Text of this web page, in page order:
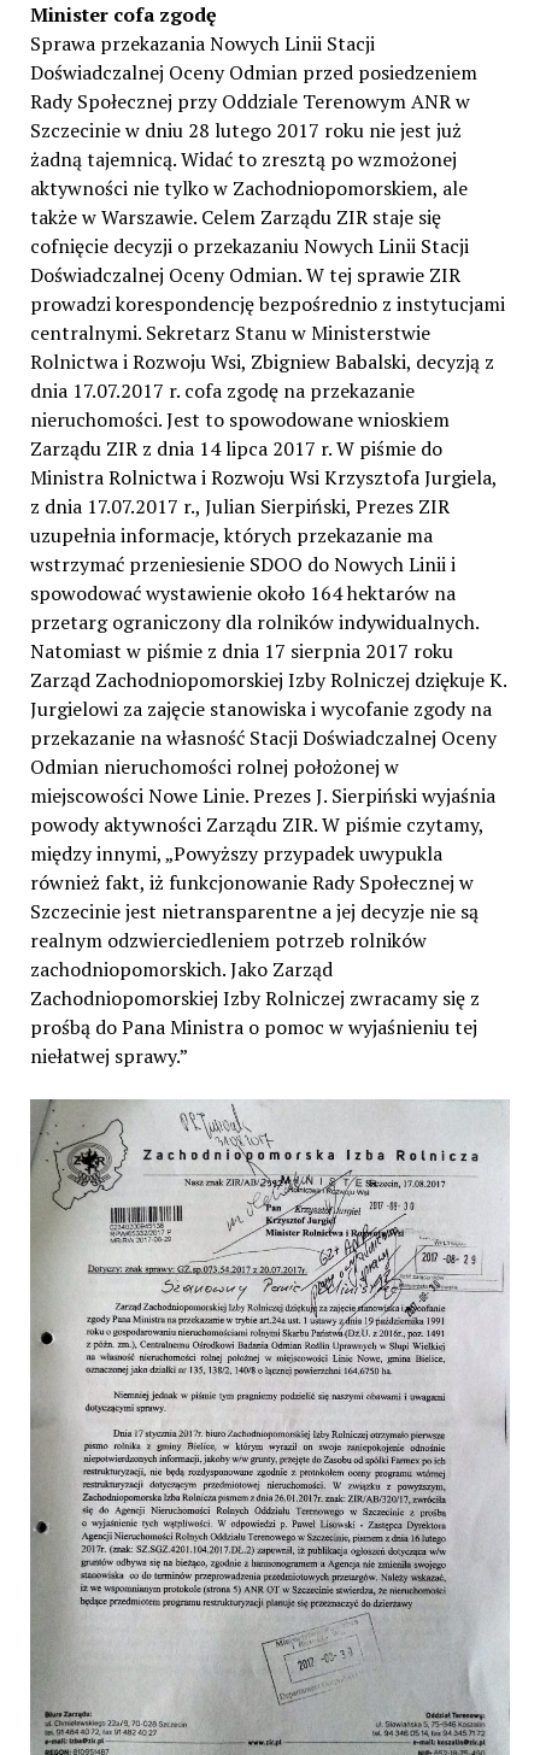
Minister cofa zgodę
Sprawa przekazania Nowych Linii Stacji
Doświadczalnej Oceny Odmian przed posiedzeniem
Rady Społecznej przy Oddziale Terenowym ANR w
Szczecinie w dniu 28 lutego 2017 roku nie jest już
żadną tajemnicą. Widać to zresztą po wzmożonej
aktywności nie tylko w Zachodniopomorskiem, ale
także w Warszawie. Celem Zarządu ZIR staje się
cofnięcie decyzji o przekazaniu Nowych Linii Stacji
Doświadczalnej Oceny Odmian. W tej sprawie ZIR
prowadzi korespondencję bezpośrednio z instytucjami
centralnymi. Sekretarz Stanu w Ministerstwie
Rolnictwa i Rozwoju Wsi, Zbigniew Babalski, decyzją z
dnia 17.07.2017 r. cofa zgodę na przekazanie
nieruchomości. Jest to spowodowane wnioskiem
Zarządu ZIR z dnia 14 lipca 2017 r. W piśmie do
Ministra Rolnictwa i Rozwoju Wsi Krzysztofa Jurgiela,
z dnia 17.07.2017 r., Julian Sierpiński, Prezes ZIR
uzupełnia informacje, których przekazanie ma
wstrzymać przeniesienie SDOO do Nowych Linii i
spowodować wystawienie około 164 hektarów na
przetarg ograniczony dla rolników indywidualnych.
Natomiast w piśmie z dnia 17 sierpnia 2017 roku
Zarząd Zachodniopomorskiej Izby Rolniczej dziękuje K.
Jurgielowi za zajęcie stanowiska i wycofanie zgody na
przekazanie na własność Stacji Doświadczalnej Oceny
Odmian nieruchomości rolnej położonej w
miejscowości Nowe Linie. Prezes J. Sierpiński wyjaśnia
powody aktywności Zarządu ZIR. W piśmie czytamy,
między innymi, „Powyższy przypadek uwypukla
również fakt, iż funkcjonowanie Rady Społecznej w
Szczecinie jest nietransparentne a jej decyzje nie są
realnym odzwierciedleniem potrzeb rolników
zachodniopomorskich. Jako Zarząd
Zachodniopomorskiej Izby Rolniczej zwracamy się z
prośbą do Pana Ministra o pomoc w wyjaśnieniu tej
niełatwej sprawy.”